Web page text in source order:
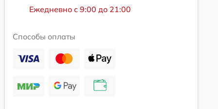
Ежедневно с 9:00 до 21:00
Способы оплаты